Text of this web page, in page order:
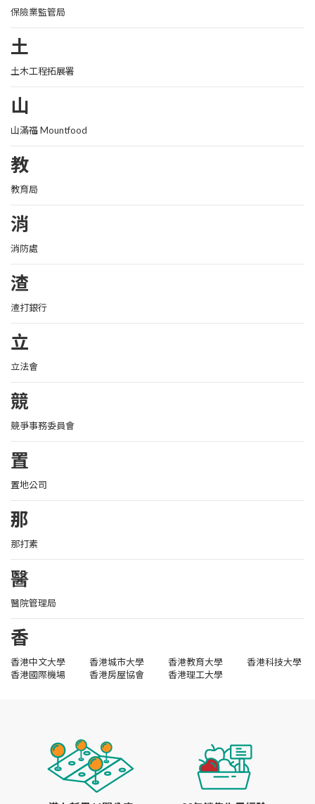
保險業監管局
土
土木工程拓展署
山
山滿福 Mountfood
教
教育局
消
消防處
渣
渣打銀行
立
立法會
競
競爭事務委員會
置
置地公司
那
那打素
醫
醫院管理局
香
香港中文大學
香港國際機場
香港城市大學
香港房屋協會
香港教育大學
香港理工大學
香港科技大學